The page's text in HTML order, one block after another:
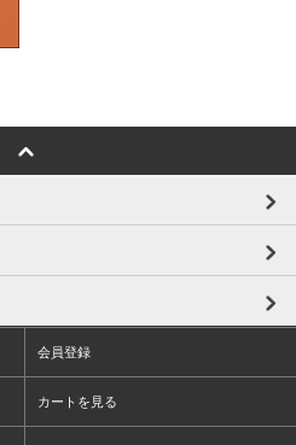
会員登録
カートを見る